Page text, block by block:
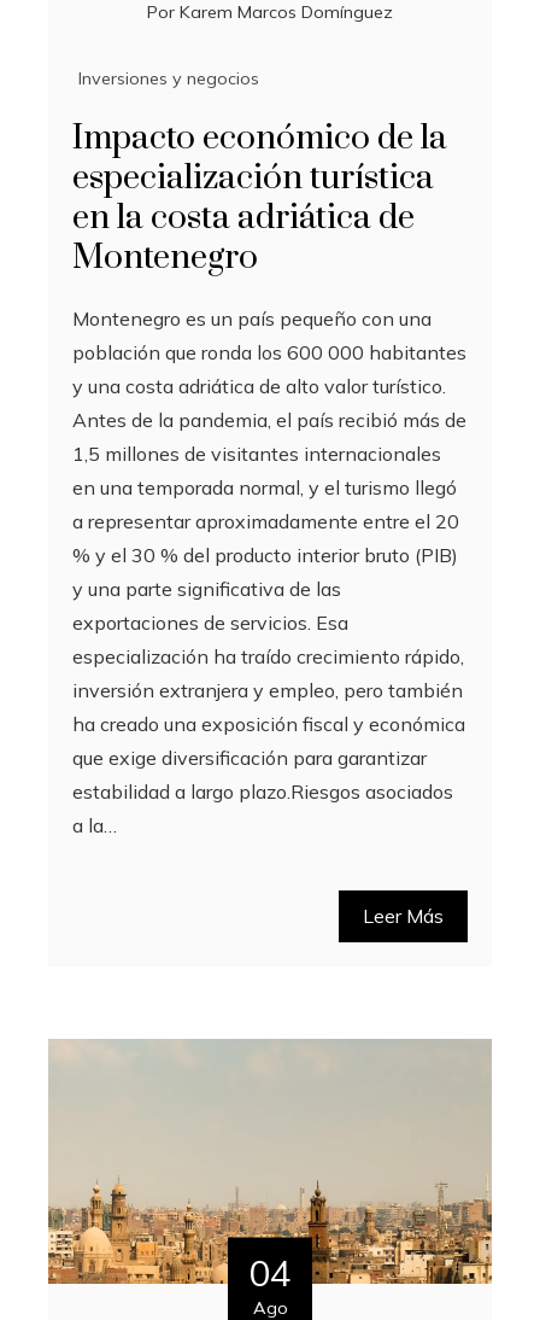
Por Karem Marcos Domínguez
Inversiones y negocios
Impacto económico de la
especialización turística
en la costa adriática de
Montenegro
Montenegro es un país pequeño con una
población que ronda los 600 000 habitantes
y una costa adriática de alto valor turístico.
Antes de la pandemia, el país recibió más de
1,5 millones de visitantes internacionales
en una temporada normal, y el turismo llegó
a representar aproximadamente entre el 20
% y el 30 % del producto interior bruto (PIB)
y una parte significativa de las
exportaciones de servicios. Esa
especialización ha traído crecimiento rápido,
inversión extranjera y empleo, pero también
ha creado una exposición fiscal y económica
que exige diversificación para garantizar
estabilidad a largo plazo.Riesgos asociados
a la…
Leer Más
04
Ago